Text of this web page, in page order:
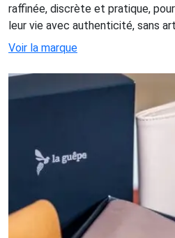
raffinée, discrète et pratique,
leur vie avec authenticité, sans
Voir la marque